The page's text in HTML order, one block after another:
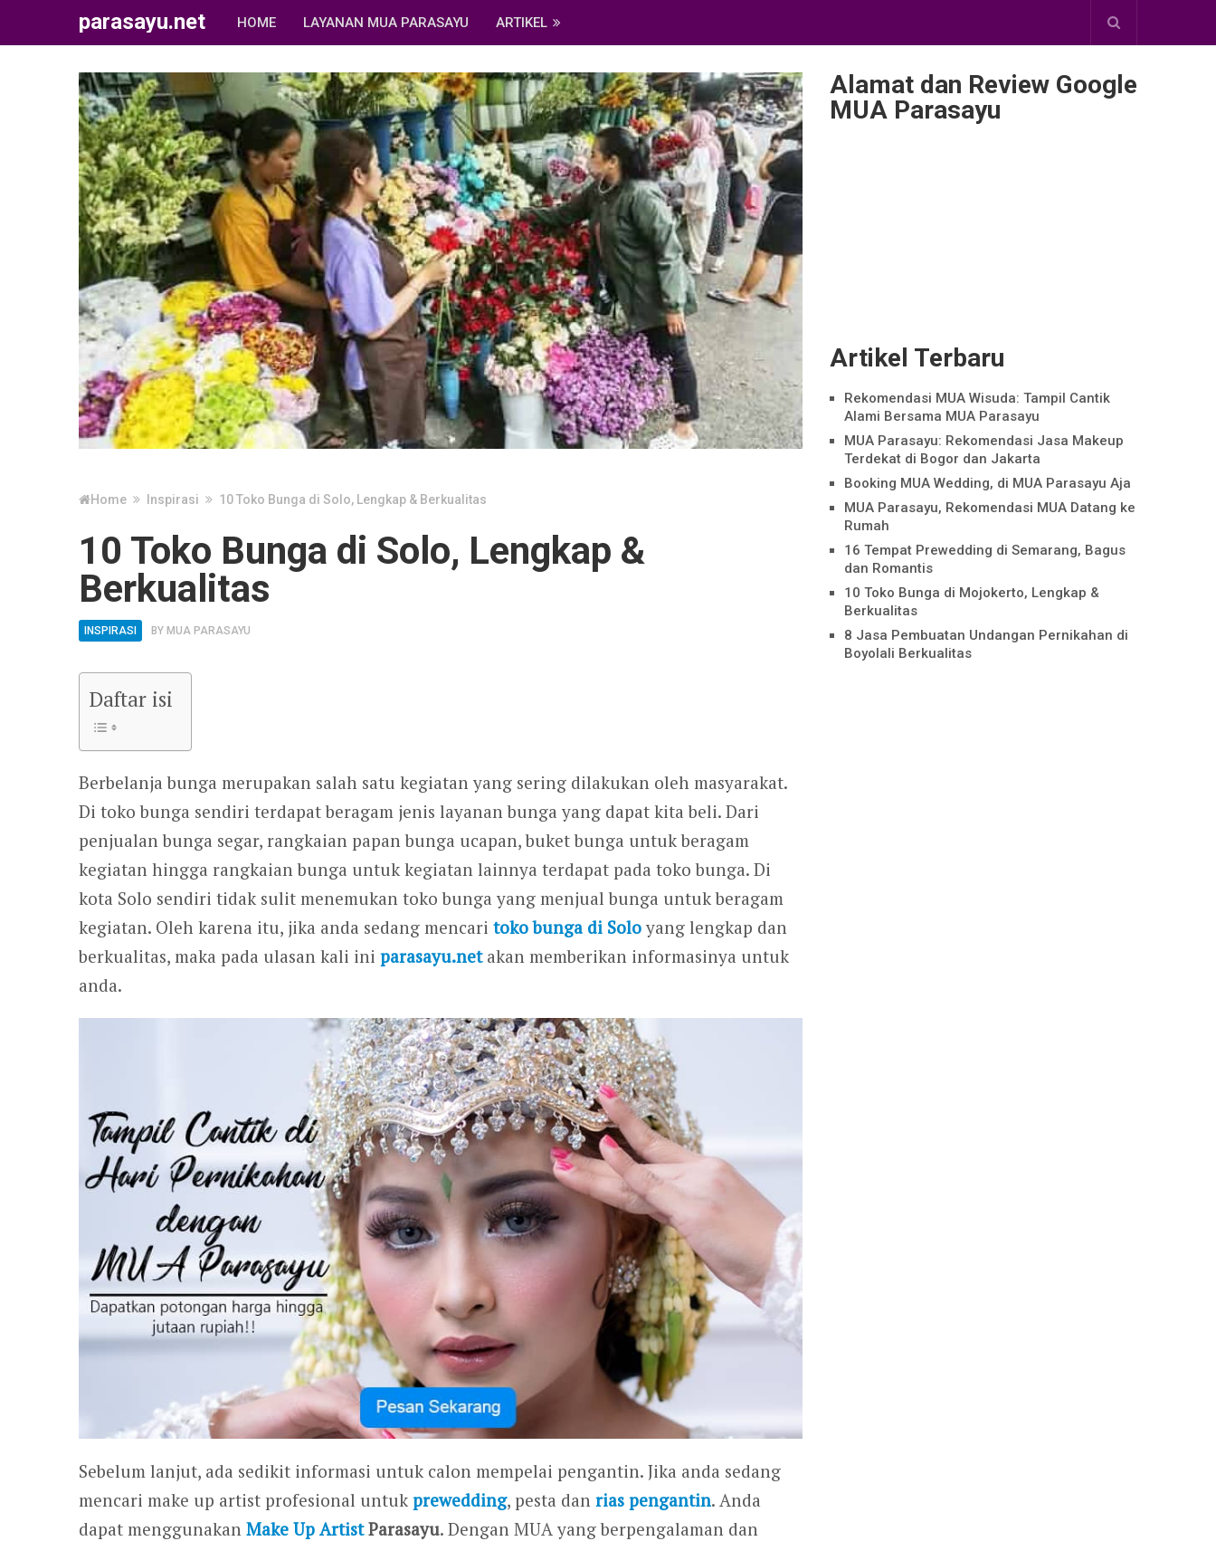
parasayu.net HOME LAYANAN MUA PARASAYU ARTIKEL
Home Inspirasi 10 Toko Bunga di Solo, Lengkap & Berkualitas
10 Toko Bunga di Solo, Lengkap &
Berkualitas
INSPIRASI BY MUA PARASAYU
Daftar isi
Berbelanja bunga merupakan salah satu kegiatan yang sering dilakukan oleh masyarakat.
Di toko bunga sendiri terdapat beragam jenis layanan bunga yang dapat kita beli. Dari
penjualan bunga segar, rangkaian papan bunga ucapan, buket bunga untuk beragam
kegiatan hingga rangkaian bunga untuk kegiatan lainnya terdapat pada toko bunga. Di
kota Solo sendiri tidak sulit menemukan toko bunga yang menjual bunga untuk beragam
kegiatan. Oleh karena itu, jika anda sedang mencari toko bunga di Solo yang lengkap dan
berkualitas, maka pada ulasan kali ini parasayu.netakan memberikan informasinya untuk
anda.
Sebelum lanjut, ada sedikit informasi untuk calon mempelai pengantin. Jika anda sedang
mencari make up artist profesional untuk prewedding, pesta dan rias pengantin. Anda
dapat menggunakan Make Up ArtistParasayu. Dengan MUA yang berpengalaman dan
Alamat dan Review Google
MUA Parasayu
Artikel Terbaru
Rekomendasi MUA Wisuda: Tampil Cantik
Alami Bersama MUA Parasayu
MUA Parasayu: Rekomendasi Jasa Makeup
Terdekat di Bogor dan Jakarta
Booking MUA Wedding, di MUA Parasayu Aja
MUA Parasayu, Rekomendasi MUA Datang ke
Rumah
16 Tempat Prewedding di Semarang, Bagus
dan Romantis
10 Toko Bunga di Mojokerto, Lengkap &
Berkualitas
8 Jasa Pembuatan Undangan Pernikahan di
Boyolali Berkualitas